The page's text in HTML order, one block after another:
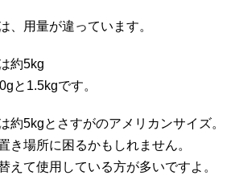
、用量が違っています。
約5kg
と1.5kgです。
約5kgとさすがのアメリカンサイズ。
き場所に困るかもしれません。
えて使用している方が多いですよ。